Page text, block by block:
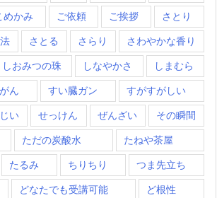
めかみ ご依頼 ご挨拶 さとり
さとる さらり さわやかな香り
しおみつの珠 しなやかさ しまむら
ん すい臓ガン すがすがしい
い せっけん ぜんざい その瞬間
ただの炭酸水 たねや茶屋
たるみ ちりちり つま先立ち
どなたでも受講可能 ど根性